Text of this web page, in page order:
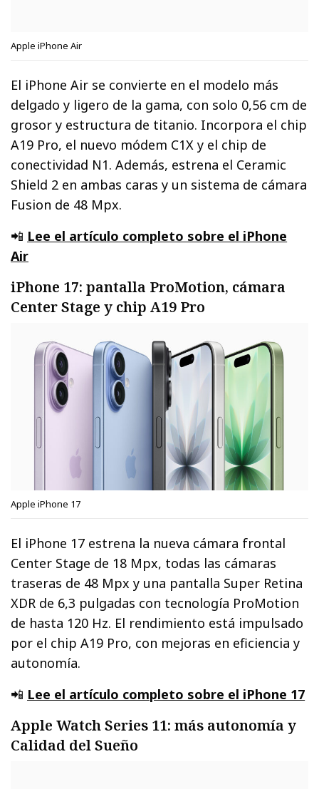
Apple iPhone Air
El iPhone Air se convierte en el modelo más
delgado y ligero de la gama, con solo 0,56 cm de
grosor y estructura de titanio. Incorpora el chip
A19 Pro, el nuevo módem C1X y el chip de
conectividad N1. Además, estrena el Ceramic
Shield 2 en ambas caras y un sistema de cámara
Fusion de 48 Mpx.
📲 Lee el artículo completo sobre el iPhone
Air
iPhone 17: pantalla ProMotion, cámara
Center Stage y chip A19 Pro
Apple iPhone 17
El iPhone 17 estrena la nueva cámara frontal
Center Stage de 18 Mpx, todas las cámaras
traseras de 48 Mpx y una pantalla Super Retina
XDR de 6,3 pulgadas con tecnología ProMotion
de hasta 120 Hz. El rendimiento está impulsado
por el chip A19 Pro, con mejoras en eficiencia y
autonomía.
📲 Lee el artículo completo sobre el iPhone 17
Apple Watch Series 11: más autonomía y
Calidad del Sueño